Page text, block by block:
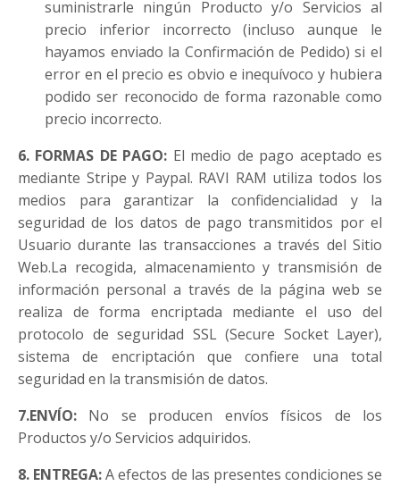
suministrarle ningún Producto y/o Servicios al
precio inferior incorrecto (incluso aunque le
hayamos enviado la Confirmación de Pedido) si el
error en el precio es obvio e inequívoco y hubiera
podido ser reconocido de forma razonable como
precio incorrecto.
6. FORMAS DE PAGO: El medio de pago aceptado es
mediante Stripe y Paypal. RAVI RAM utiliza todos los
medios para garantizar la confidencialidad y la
seguridad de los datos de pago transmitidos por el
Usuario durante las transacciones a través del Sitio
Web.La recogida, almacenamiento y transmisión de
información personal a través de la página web se
realiza de forma encriptada mediante el uso del
protocolo de seguridad SSL (Secure Socket Layer),
sistema de encriptación que confiere una total
seguridad en la transmisión de datos.
7.ENVÍO: No se producen envíos físicos de los
Productos y/o Servicios adquiridos.
8. ENTREGA:A efectos de las presentes condiciones se